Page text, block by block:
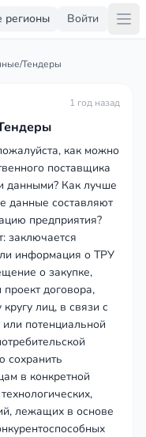
регионы Войти
Тендеры
1 год назад
как можно
поставщика
данными? Как лучше
данные составляют
предприятия?
заключается
информация о ТРУ
о закупке,
договора,
лиц, в связи с
потенциальной
сохранить
в конкретной
лежащих в основе